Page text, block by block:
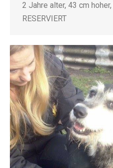
2 Jahre alter, 43 cm
RESERVIERT